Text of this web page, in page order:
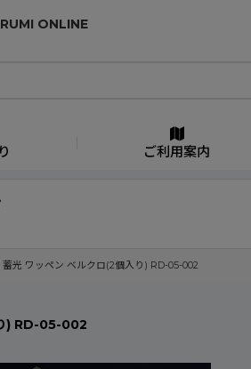
ONLINE
ご利用案内
光 ワッペン ベルクロ(2個入り) RD-05-002
) RD-05-002